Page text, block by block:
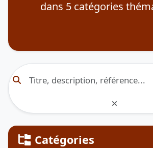
dans 5 catégories
Catégories